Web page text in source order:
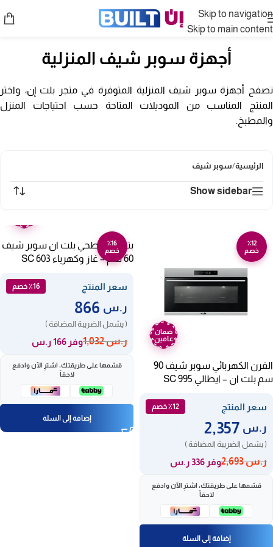
Skip to navigation
Skip to main content
أجهزة سوبر شيف المنزلية
تصفح أجهزة سوبر شيف المنزلية المتوفرة في متجر بلت إن، واختر
المنتج المناسب من الموديلات المتاحة حسب احتياجات المنزل
والمطبخ.
الرئيسية/سوبر شيف
Show sidebar
٪12
خصم
ضمان
عامين
الفرن الكهربائي سوبر شيف 90
سم بلت ان – ايطالي SC 995
سعر المنتج
٪12 خصم
ر.س
( يشمل الضريبة المضافة )
ر.س2,693 وفر 336 ر.س
قسّمها على طريقتك، اشترِ الآن وادفع
لاحقاً
إضافة إلى السلة
٪16
خصم
بتوجاز سطحي بلت ان سوبر شيف
60 سم – غاز وكهرباء SC 603
سعر المنتج
٪16 خصم
ر.س
( يشمل الضريبة المضافة )
ر.س1,032 وفر 166 ر.س
قسّمها على طريقتك، اشترِ الآن وادفع
لاحقاً
إضافة إلى السلة